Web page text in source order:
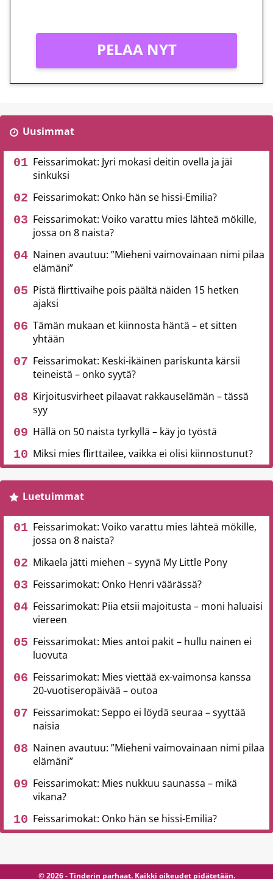
PELAA NYT
Uusimmat
Feissarimokat: Jyri mokasi deitin ovella ja jäi
sinkuksi
Feissarimokat: Onko hän se hissi-Emilia?
Feissarimokat: Voiko varattu mies lähteä mökille,
jossa on 8 naista?
Nainen avautuu: ”Mieheni vaimovainaan nimi pilaa
elämäni”
Pistä flirttivaihe pois päältä näiden 15 hetken
ajaksi
Tämän mukaan et kiinnosta häntä – et sitten
yhtään
Feissarimokat: Keski-ikäinen pariskunta kärsii
teineistä – onko syytä?
Kirjoitusvirheet pilaavat rakkauselämän – tässä
syy
Hällä on 50 naista tyrkyllä – käy jo työstä
Miksi mies flirttailee, vaikka ei olisi kiinnostunut?
Luetuimmat
Feissarimokat: Voiko varattu mies lähteä mökille,
jossa on 8 naista?
Mikaela jätti miehen – syynä My Little Pony
Feissarimokat: Onko Henri väärässä?
Feissarimokat: Piia etsii majoitusta – moni haluaisi
viereen
Feissarimokat: Mies antoi pakit – hullu nainen ei
luovuta
Feissarimokat: Mies viettää ex-vaimonsa kanssa
20-vuotiseropäivää – outoa
Feissarimokat: Seppo ei löydä seuraa – syyttää
naisia
Nainen avautuu: ”Mieheni vaimovainaan nimi pilaa
elämäni”
Feissarimokat: Mies nukkuu saunassa – mikä
vikana?
Feissarimokat: Onko hän se hissi-Emilia?
© 2026 - Tinderin parhaat. Kaikki oikeudet pidätetään.